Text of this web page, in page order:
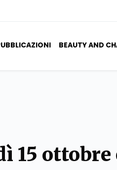
BEAUTY AND
15 ottobre